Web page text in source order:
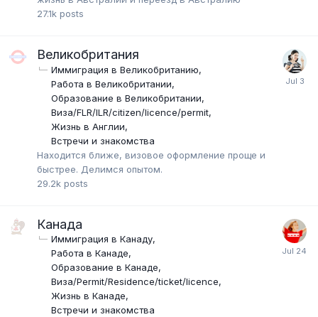
27.1k posts
Великобритания
Иммиграция в Великобританию
Работа в Великобритании
Образование в Великобритании
Виза/FLR/ILR/citizen/licence/permit
Жизнь в Англии
Встречи и знакомства
Находится ближе, визовое оформление проще и
быстрее. Делимся опытом.
29.2k posts
Канада
Иммиграция в Канаду
Работа в Канаде
Образование в Канаде
Виза/Permit/Residence/ticket/licence
Жизнь в Канаде
Встречи и знакомства